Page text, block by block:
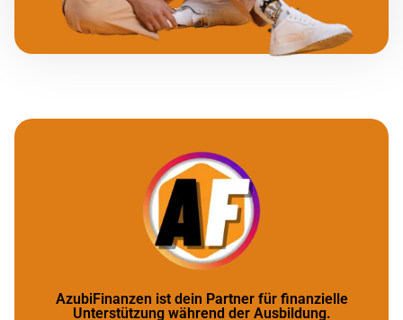
AzubiFinanzen ist dein Partner für finanzielle
Unterstützung während der Ausbildung.